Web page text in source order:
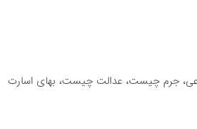
جرم چیست، عدالت چیست، بهای اسارت